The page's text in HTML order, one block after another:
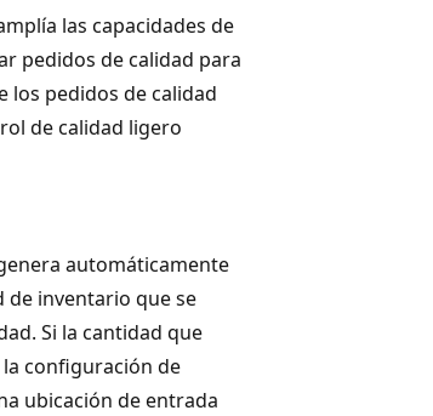
las capacidades de
pedidos de calidad para
los pedidos de calidad
de calidad ligero
automáticamente
de inventario que se
Si la cantidad que
configuración de
ubicación de entrada